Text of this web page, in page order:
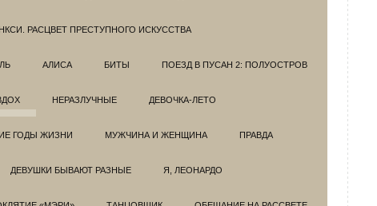
РАСЦВЕТ ПРЕСТУПНОГО ИСКУССТВА
АЛИСА БИТЫ ПОЕЗД В ПУСАН 2: ПОЛУОСТРОВ
НЕРАЗЛУЧНЫЕ ДЕВОЧКА-ЛЕТО
ГОДЫ ЖИЗНИ МУЖЧИНА И ЖЕНЩИНА ПРАВДА
ДЕВУШКИ БЫВАЮТ РАЗНЫЕ Я, ЛЕОНАРДО